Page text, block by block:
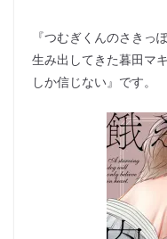
『つむぎくんのさきっ
生み出してきた暮田マ
しか信じない』です。